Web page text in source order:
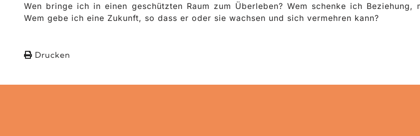
Wen bringe ich in einen geschützten Raum zum Überleben? Wem schenke ich
Wem gebe ich eine Zukunft, so dass er oder sie wachsen und sich vermehren kann?
Drucken